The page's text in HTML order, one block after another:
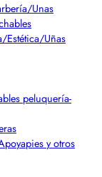
Unas
Estética/Uñas
peluquería-
y otros